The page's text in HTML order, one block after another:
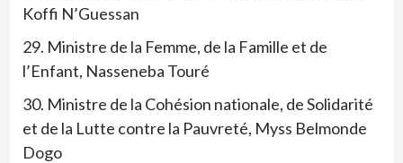
Koffi N’Guessan
29. Ministre de la Femme, de la Famille et de
l’Enfant, Nasseneba Touré
30. Ministre de la Cohésion nationale, de Solidarité
et de la Lutte contre la Pauvreté, Myss Belmonde
Dogo